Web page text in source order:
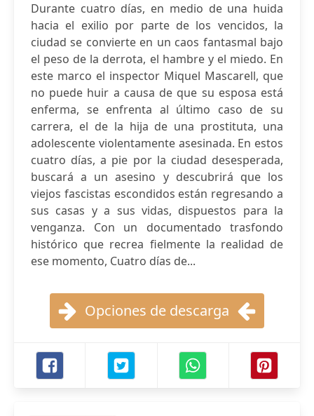
Durante cuatro días, en medio de una huida
hacia el exilio por parte de los vencidos, la
ciudad se convierte en un caos fantasmal bajo
el peso de la derrota, el hambre y el miedo. En
este marco el inspector Miquel Mascarell, que
no puede huir a causa de que su esposa está
enferma, se enfrenta al último caso de su
carrera, el de la hija de una prostituta, una
adolescente violentamente asesinada. En estos
cuatro días, a pie por la ciudad desesperada,
buscará a un asesino y descubrirá que los
viejos fascistas escondidos están regresando a
sus casas y a sus vidas, dispuestos para la
venganza. Con un documentado trasfondo
histórico que recrea fielmente la realidad de
ese momento, Cuatro días de...
Opciones de descarga